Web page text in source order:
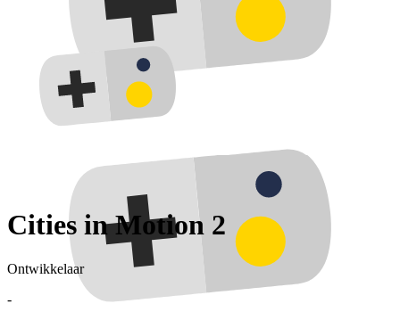
Cities in Motion 2
Ontwikkelaar
-